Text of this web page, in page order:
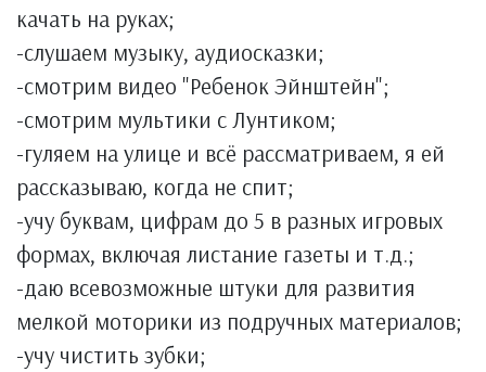
качать на руках;
-слушаем музыку, аудиосказки;
-смотрим видео "Ребенок Эйнштейн";
-смотрим мультики с Лунтиком;
-гуляем на улице и всё рассматриваем, я ей
рассказываю, когда не спит;
-учу буквам, цифрам до 5 в разных игровых
формах, включая листание газеты и т.д.;
-даю всевозможные штуки для развития
мелкой моторики из подручных материалов;
-учу чистить зубки;